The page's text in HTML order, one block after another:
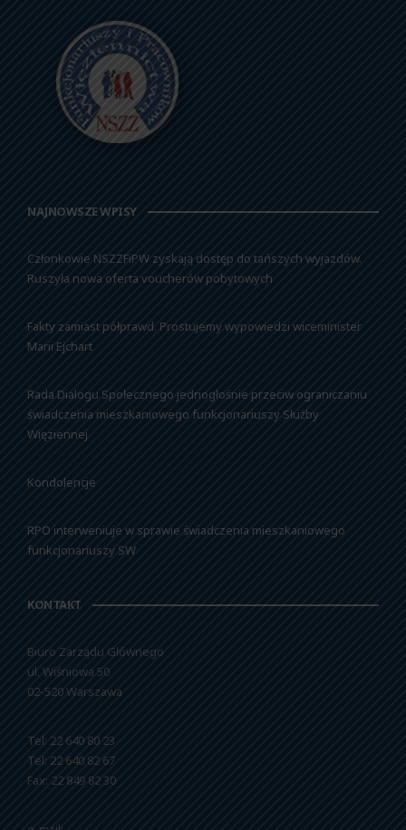
NAJNOWSZE WPISY
Członkowie NSZZFiPW zyskają dostęp do tańszych wyjazdów.
Ruszyła nowa oferta voucherów pobytowych
Fakty zamiast półprawd. Prostujemy wypowiedzi wiceminister
Marii Ejchart
Rada Dialogu Społecznego jednogłośnie przeciw ograniczaniu
świadczenia mieszkaniowego funkcjonariuszy Służby
Więziennej
Kondolencje
RPO interweniuje w sprawie świadczenia mieszkaniowego
funkcjonariuszy SW
KONTAKT
Biuro Zarządu Głównego
ul. Wiśniowa 50
02-520 Warszawa
Tel: 22 640 80 23
Tel: 22 640 82 67
Fax: 22 849 82 30